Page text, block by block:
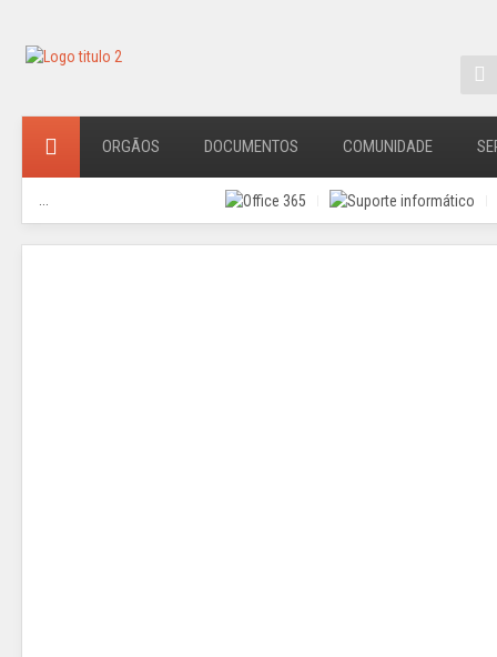
ORGÃOS DOCUMENTOS COMUNIDADE